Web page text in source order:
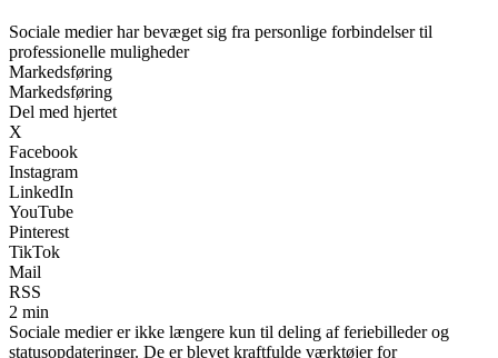
Sociale medier har bevæget sig fra personlige forbindelser til
professionelle muligheder
Markedsføring
Markedsføring
Del med hjertet
X
Facebook
Instagram
LinkedIn
YouTube
Pinterest
TikTok
Mail
RSS
2 min
Sociale medier er ikke længere kun til deling af feriebilleder og
statusopdateringer. De er blevet kraftfulde værktøjer for